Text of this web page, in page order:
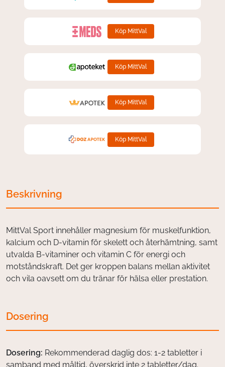
Köp MittVal
Köp MittVal
Köp MittVal
Köp MittVal
Beskrivning
MittVal Sport innehåller magnesium för muskelfunktion,
kalcium och D-vitamin för skelett och återhämtning, samt
utvalda B-vitaminer och vitamin C för energi och
motståndskraft. Det ger kroppen balans mellan aktivitet
och vila oavsett om du tränar för hälsa eller prestation.
Dosering
Dosering: Rekommenderad daglig dos: 1-2 tabletter i
samband med måltid, överskrid inte 2 tabletter/dag.